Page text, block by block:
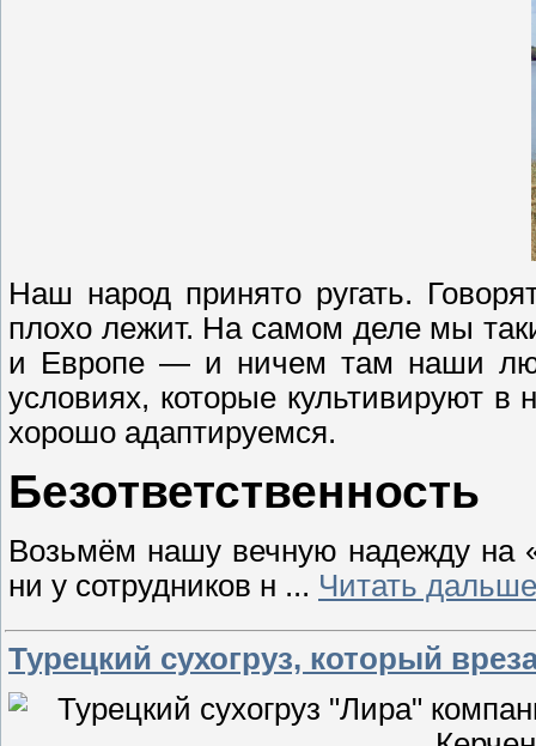
Наш народ принято ругать.
плохо лежит. На самом деле мы
и Европе — и ничем там наши
условиях, которые культивируют
хорошо адаптируемся.
Безответственность
Возьмём нашу вечную надежду на
ни у сотрудников н ... Читать
Турецкий сухогруз, который